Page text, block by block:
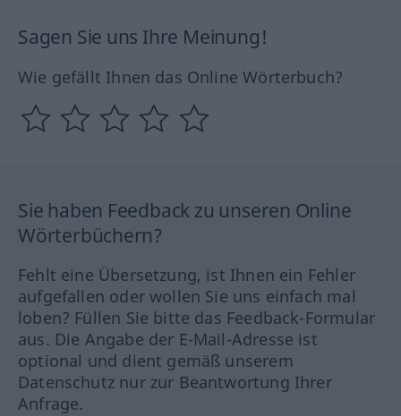
Sagen Sie uns Ihre Meinung!
Wie gefällt Ihnen das Online Wörterbuch?
Sie haben Feedback zu unseren Online
Wörterbüchern?
Fehlt eine Übersetzung, ist Ihnen ein Fehler
aufgefallen oder wollen Sie uns einfach mal
loben? Füllen Sie bitte das Feedback-Formular
aus. Die Angabe der E-Mail-Adresse ist
optional und dient gemäß unserem
Datenschutz nur zur Beantwortung Ihrer
Anfrage.